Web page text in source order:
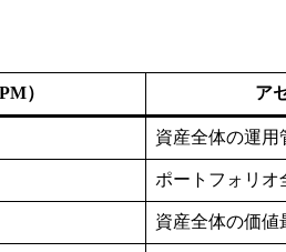
） ア
資産全体の運用
ポートフォリオ
資産全体の価値